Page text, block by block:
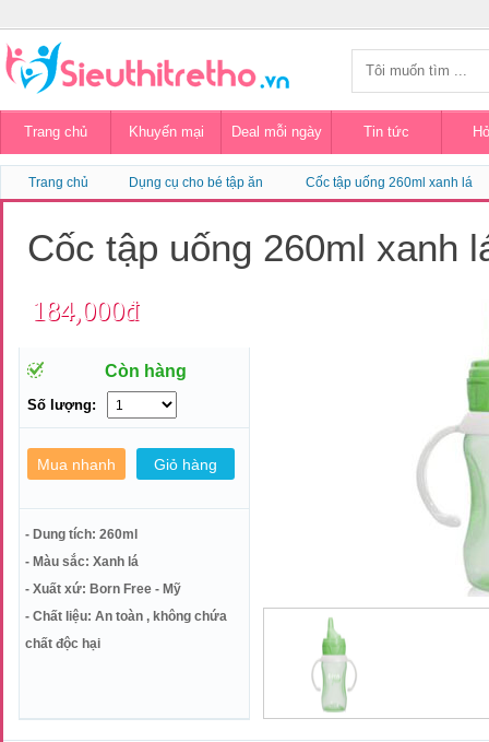
Trang chủ Khuyến mại Deal mỗi ngày Tin tức
Trang chủ Dụng cụ cho bé tập ăn Cốc tập uống 260ml xanh lá
Cốc tập uống 260ml xanh
184,000đ
Còn hàng
Số lượng:
- Dung tích: 260ml
- Màu sắc: Xanh lá
- Xuất xứ: Born Free - Mỹ
- Chất liệu: An toàn , không chứa
chất độc hại